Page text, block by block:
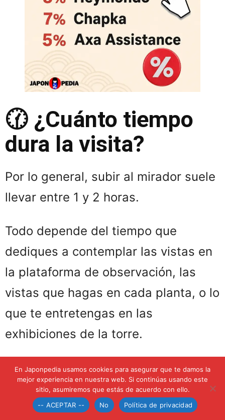
🕜 ¿Cuánto tiempo
dura la visita?
Por lo general, subir al mirador suele
llevar entre 1 y 2 horas.
Todo depende del tiempo que
dediques a contemplar las vistas en
la plataforma de observación, las
vistas que hagas en cada planta, o lo
que te entretengas en las
exhibiciones de la torre.
El horario de la torre es de 10 de la
mañana a 8 de la tarde. La última
entrada es a las 19:30 horas.
En Japonpedia usamos cookies para asegurar que te damos la
mejor experiencia en nuestra web. Si continúas usando este
sitio, asumiremos que estás de acuerdo con ello.
-- ACEPTAR --
No Política de privacidad